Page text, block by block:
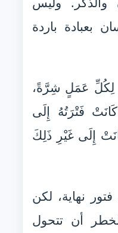
بعبادة باردة
لِكُلِّ عَمَلٍ شِرَّةً،
فَتْرَتُهُ إِلَى
إِلَى غَيْرِ ذَلِكَ
نهاية، لكن
أن تتحول